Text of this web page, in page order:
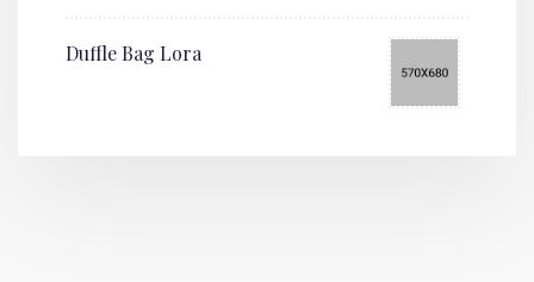
Duffle Bag Lora